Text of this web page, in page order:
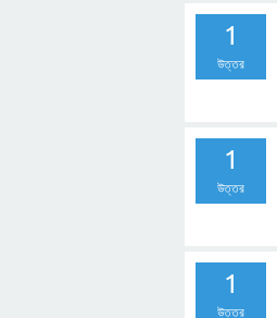
1
উত্তর
1
উত্তর
1
উত্তর